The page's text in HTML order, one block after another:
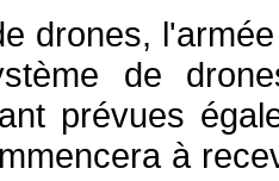
drones,
de
prévues
à